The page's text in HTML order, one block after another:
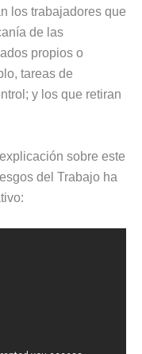
los trabajadores que
de las
propios o
tareas de
y los que retiran
sobre este
del Trabajo ha